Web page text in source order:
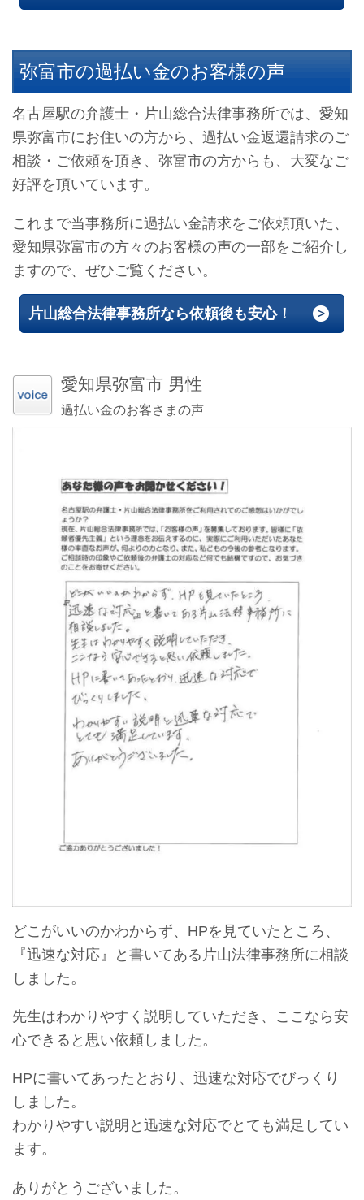
弥富市の過払い金のお客様の声
名古屋駅の弁護士・片山総合法律事務所では、愛知
県弥富市にお住いの方から、過払い金返還請求のご
相談・ご依頼を頂き、弥富市の方からも、大変なご
好評を頂いています。
これまで当事務所に過払い金請求をご依頼頂いた、
愛知県弥富市の方々のお客様の声の一部をご紹介し
ますので、ぜひご覧ください。
片山総合法律事務所なら依頼後も安心！
愛知県弥富市 男性
過払い金のお客さまの声
どこがいいのかわからず、HPを見ていたところ、
『迅速な対応』と書いてある片山法律事務所に相談
しました。
先生はわかりやすく説明していただき、ここなら安
心できると思い依頼しました。
HPに書いてあったとおり、迅速な対応でびっくり
しました。
わかりやすい説明と迅速な対応でとても満足してい
ます。
ありがとうございました。